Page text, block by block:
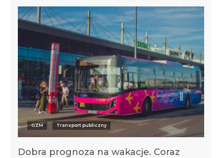
GZM Transport publiczny
Dobra prognoza na wakacje. Coraz